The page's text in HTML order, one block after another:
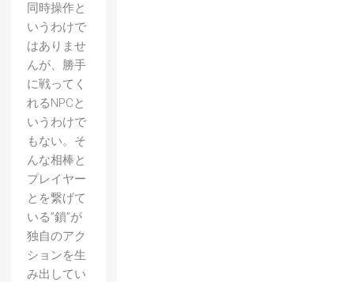
同時操作と
いうわけで
はありませ
んが、勝手
に戦ってく
れるNPCと
いうわけで
もない。そ
んな相棒と
プレイヤー
とを繋げて
いる”鎖”が
独自のアク
ションを生
み出してい